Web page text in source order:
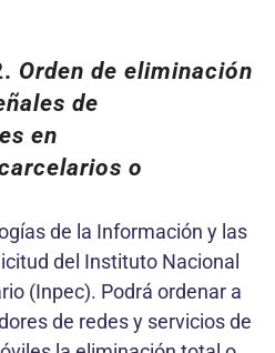
Orden de eliminación
de
en
o
de la Información y las
del Instituto Nacional
(Inpec). Podrá ordenar a
de redes y servicios de